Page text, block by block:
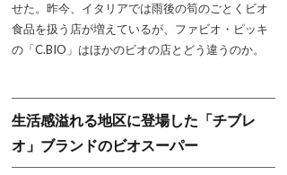
せた。昨今、イタリアでは雨後の筍のごとくビオ
食品を扱う店が増えているが、ファビオ・ピッキ
の「C.BIO」はほかのビオの店とどう違うのか。
生活感溢れる地区に登場した「チブレ
オ」ブランドのビオスーパー